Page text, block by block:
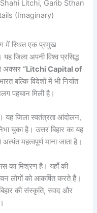
Litchi, Garib Sthan
(Imaginary)
में स्थित एक प्रमुख
जिला अपनी विश्व प्रसिद्ध
अक्सर “Litchi Capital of
बल्कि विदेशों में भी निर्यात
पहचान मिली है।
यह जिला स्वतंत्रता आंदोलन,
चुका है। उत्तर बिहार का यह
महत्वपूर्ण माना जाता है।
का मिश्रण है। यहाँ की
लोगों को आकर्षित करते हैं।
की संस्कृति, स्वाद और